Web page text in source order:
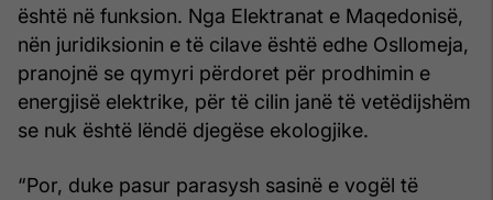
është në funksion. Nga Elektranat e Maqedonisë,
nën juridiksionin e të cilave është edhe Osllomeja,
pranojnë se qymyri përdoret për prodhimin e
energjisë elektrike, për të cilin janë të vetëdijshëm
se nuk është lëndë djegëse ekologjike.
“Por, duke pasur parasysh sasinë e vogël të